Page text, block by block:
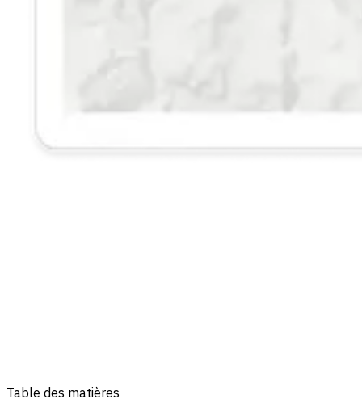
Table des matières